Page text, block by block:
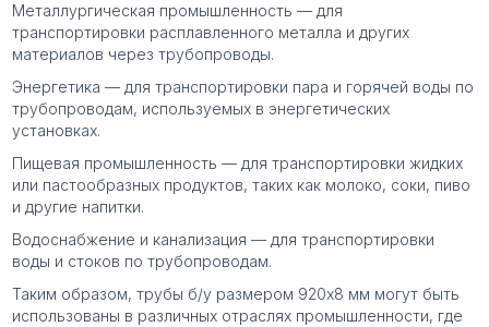
Металлургическая промышленность — для
транспортировки расплавленного металла и других
материалов через трубопроводы.
Энергетика — для транспортировки пара и горячей воды по
трубопроводам, используемых в энергетических
установках.
Пищевая промышленность — для транспортировки жидких
или пастообразных продуктов, таких как молоко, соки, пиво
и другие напитки.
Водоснабжение и канализация — для транспортировки
воды и стоков по трубопроводам.
Таким образом, трубы б/у размером 920х8 мм могут быть
использованы в различных отраслях промышленности, где